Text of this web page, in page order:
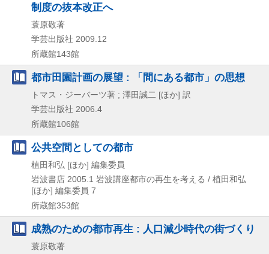
制度の抜本改正へ
蓑原敬著
学芸出版社 2009.12
所蔵館143館
都市田園計画の展望 : 「間にある都市」の思想
トマス・ジーバーツ著 ; 澤田誠二 [ほか] 訳
学芸出版社 2006.4
所蔵館106館
公共空間としての都市
植田和弘 [ほか] 編集委員
岩波書店 2005.1 岩波講座都市の再生を考える / 植田和弘
[ほか] 編集委員 7
所蔵館353館
成熟のための都市再生 : 人口減少時代の街づくり
蓑原敬著